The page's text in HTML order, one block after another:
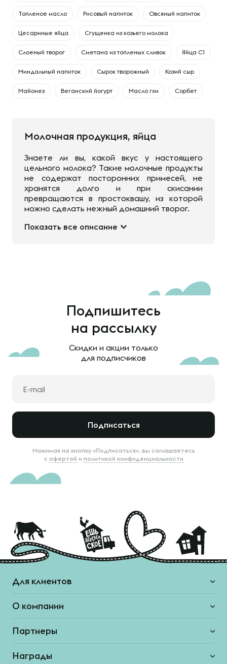
Топленое масло Рисовый напиток Овсяный напиток
Цесариные яйца Сгущенка из козьего молока
Слоеный творог Сметана из топленых сливок Яйца С1
Миндальный напиток Сырок творожный Козий сыр
Майонез Веганский йогурт Масло гхи Сорбет
Молочная продукция, яйца
Знаете ли вы, какой вкус у настоящего
цельного молока? Такие молочные продукты
не содержат посторонних примесей, не
хранятся долго и при скисании
превращаются в простоквашу, из которой
можно сделать нежный домашний творог.
Показать все описание
Подпишитесь
на рассылку
Скидки и акции только
для подписчиков
Подписаться
Нажимая на кнопку «Подписаться», вы соглашаетесь
с офертой и политикой конфиденциальности
Для клиентов
О компании
Партнеры
Награды